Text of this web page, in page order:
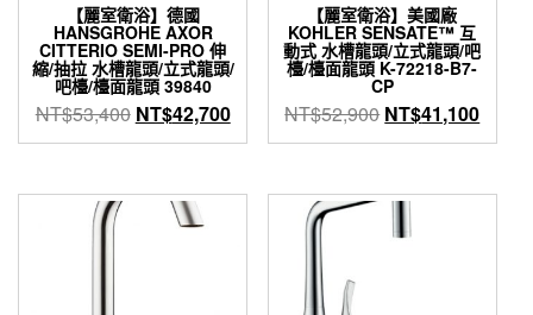
【麗室衛浴】德國
HANSGROHE AXOR
CITTERIO SEMI-PRO 伸
縮/抽拉 水槽龍頭/立式龍頭/
吧檯/檯面龍頭 39840
NT$53,400 原
始
格：
NT$53,400。
NT$42,700目
前
格：
NT$42,700。
【麗室衛浴】美國廠
KOHLER SENSATE™ 互
動式 水槽龍頭/立式龍頭/吧
檯/檯面龍頭 K-72218-B7-
CP
NT$52,900 原
始
格：
NT$52,900。
NT$41,100目
前
格：